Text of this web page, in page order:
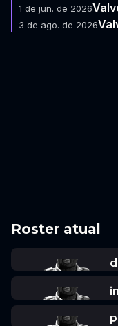
1 de jun. de 2026
3 de ago. de 2026
Roster atual